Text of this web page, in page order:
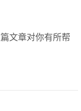
文章对你有所帮